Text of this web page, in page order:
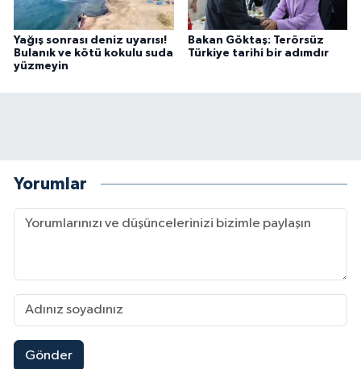
Yağış sonrası deniz uyarısı!
Bulanık ve kötü kokulu suda
yüzmeyin
Bakan Göktaş: Terörsüz
Türkiye tarihi bir adımdır
Yorumlar
Gönder